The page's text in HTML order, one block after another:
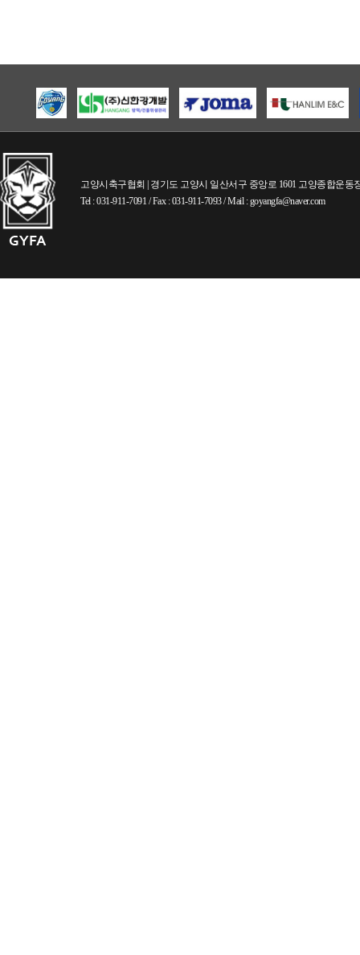
고양시축구협회 | 경기도 고양시 일산서구 중앙로 1601 고양종합운동
Tel : 031-911-7091 / Fax : 031-911-7093 / Mail : goyangfa@naver.com